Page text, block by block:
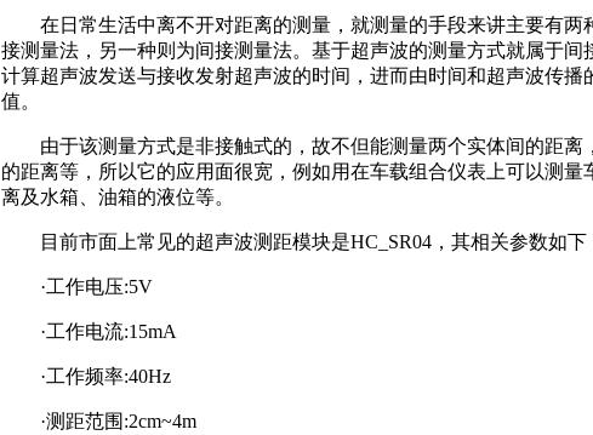
在日常生活中离不开对距离的测量，就测量的手段来讲主要有两
接测量法，另一种则为间接测量法。基于超声波的测量方式就属于间
计算超声波发送与接收发射超声波的时间，进而由时间和超声波传播
值。
由于该测量方式是非接触式的，故不但能测量两个实体间的距离
的距离等，所以它的应用面很宽，例如用在车载组合仪表上可以测量
离及水箱、油箱的液位等。
目前市面上常见的超声波测距模块是HC_SR04，其相关参数如下
·工作电压:5V
·工作电流:15mA
·工作频率:40Hz
·测距范围:2cm~4m